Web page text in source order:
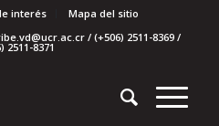
interés
Mapa del sitio
/ (+506) 2511-8369 /
2511-8371